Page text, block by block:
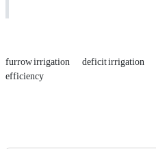
furrow irrigation deficit irrigation
efficiency